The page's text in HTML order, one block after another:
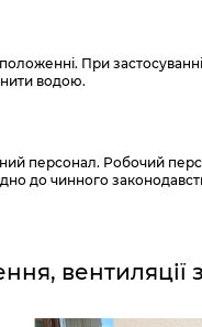
При
водою.
персонал. Робочий
до чинного
вентиляції